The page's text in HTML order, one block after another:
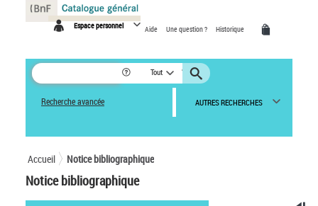
Espace personnel Aide Une question ? Historique
Tout
Recherche avancée AUTRES RECHERCHES
Accueil Notice bibliographique
Notice bibliographique
Panneau de gestion des cookies